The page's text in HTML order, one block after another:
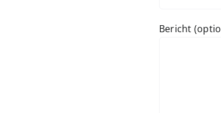
Bericht